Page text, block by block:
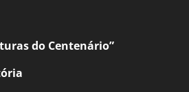
do Centenário”